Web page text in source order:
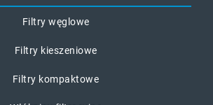
Filtry węglowe
Filtry kieszeniowe
Filtry kompaktowe